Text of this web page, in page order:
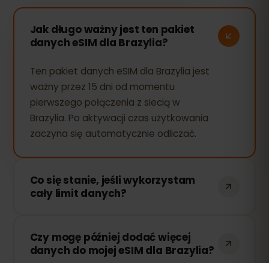
Jak długo ważny jest ten pakiet
danych eSIM dla Brazylia?
Ten pakiet danych eSIM dla Brazylia jest
ważny przez 15 dni od momentu
pierwszego połączenia z siecią w
Brazylia. Po aktywacji czas użytkowania
zaczyna się automatycznie odliczać.
Co się stanie, jeśli wykorzystam
cały limit danych?
połączenie zostanie przerwane. Możesz
łatwo doładować swoją eSIM przez
Czy mogę później dodać więcej
danych do mojej eSIM dla Brazylia?